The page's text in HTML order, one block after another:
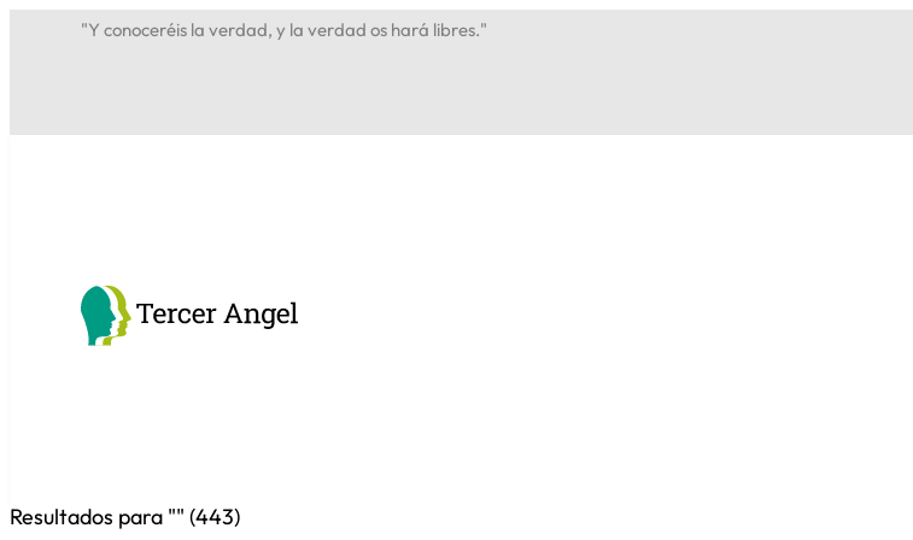
"Y conoceréis la verdad, y la verdad os hará libres."
Resultados para "" (443)